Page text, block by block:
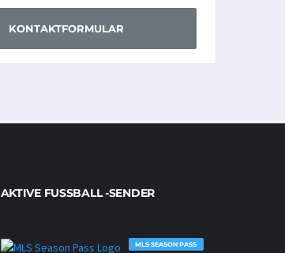
KONTAKTFORMULAR
AKTIVE FUSSBALL -SENDER
MLS SEASON PASS